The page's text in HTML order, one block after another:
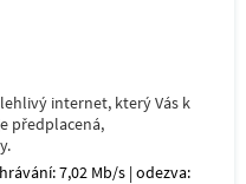
internet, který Vás k
předplacená,
7,02 Mb/s | odezva: